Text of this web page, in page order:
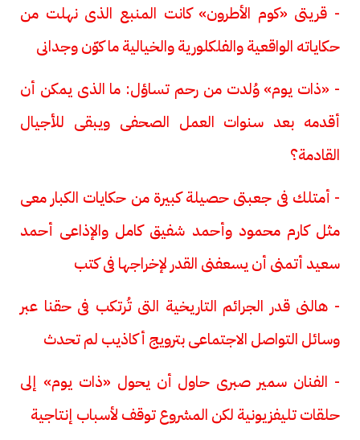
- قريتى «كوم الأطرون» كانت المنبع الذى نهلت من
حكاياته الواقعية والفلكلورية والخيالية ما كوّن وجدانى
- «ذات يوم» وُلدت من رحم تساؤل: ما الذى يمكن أن
أقدمه بعد سنوات العمل الصحفى ويبقى للأجيال
القادمة؟
- أمتلك فى جعبتى حصيلة كبيرة من حكايات الكبار معى
مثل كارم محمود وأحمد شفيق كامل والإذاعى أحمد
سعيد أتمنى أن يسعفنى القدر لإخراجها فى كتب
- هالنى قدر الجرائم التاريخية التى تُرتكب فى حقنا عبر
وسائل التواصل الاجتماعى بترويج أكاذيب لم تحدث
- الفنان سمير صبرى حاول أن يحول «ذات يوم» إلى
حلقات تليفزيونية لكن المشروع توقف لأسباب إنتاجية